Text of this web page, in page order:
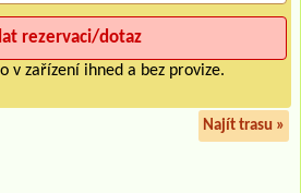
v zařízení ihned a bez provize.
Najít trasu »